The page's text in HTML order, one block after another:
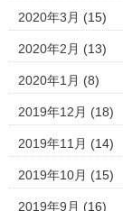
2020年3月 (15)
2020年2月 (13)
2020年1月 (8)
2019年12月 (18)
2019年11月 (14)
2019年10月 (15)
2019年9月 (16)